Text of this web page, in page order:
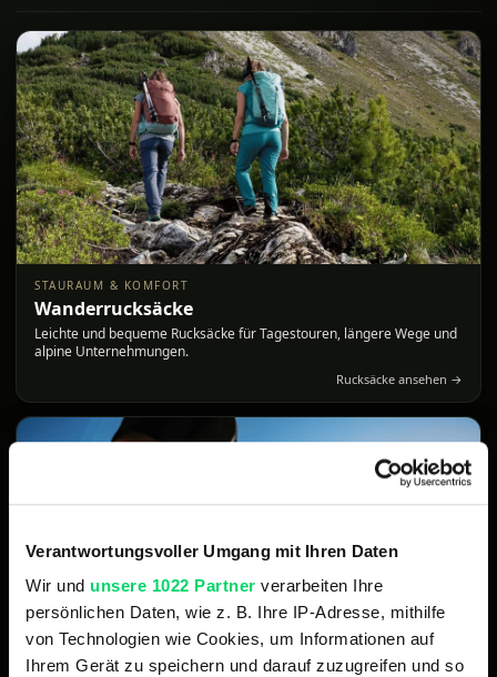
Verantwortungsvoller Umgang mit Ihren Daten
Wir und unsere 1022 Partner verarbeiten Ihre
persönlichen Daten, wie z. B. Ihre IP-Adresse, mithilfe
von Technologien wie Cookies, um Informationen auf
Ihrem Gerät zu speichern und darauf zuzugreifen und so
STAURAUM & KOMFORT
Wanderrucksäcke
Leichte und bequeme Rucksäcke für Tagestouren, längere Wege und
alpine Unternehmungen.
Rucksäcke ansehen →
TRITTSICHER UNTERWEGS